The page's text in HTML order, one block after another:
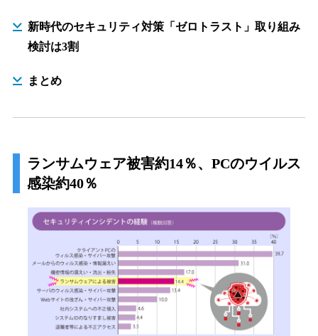
新時代のセキュリティ対策「ゼロトラスト」取り組み
検討は3割
まとめ
ランサムウェア被害約14％、PCのウイルス
感染約40％